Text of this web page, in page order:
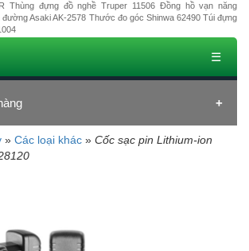
Thùng đựng đồ nghề Truper 11506 Đồng hồ vạn năng
Asaki AK-2578 Thước đo góc Shinwa 62490 Túi đựng
☰
Đang tải dữ liệu
» Các loại khác » Cốc sạc pin Lithium-ion